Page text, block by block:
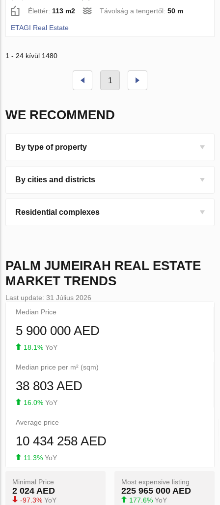
Élettér:113 m2 Távolság a tengertől:50 m
ETAGI Real Estate
1 - 24 kívül 1480
1
WE RECOMMEND
By type of property
By cities and districts
Residential complexes
PALM JUMEIRAH REAL ESTATE
MARKET TRENDS
Last update: 31 Július 2026
Median Price
5 900 000 AED
18.1% YoY
Median price per m² (sqm)
38 803 AED
16.0% YoY
Average price
10 434 258 AED
11.3% YoY
Minimal Price
2 024 AED
-97.3% YoY
Most expensive listing
225 965 000 AED
177.6% YoY